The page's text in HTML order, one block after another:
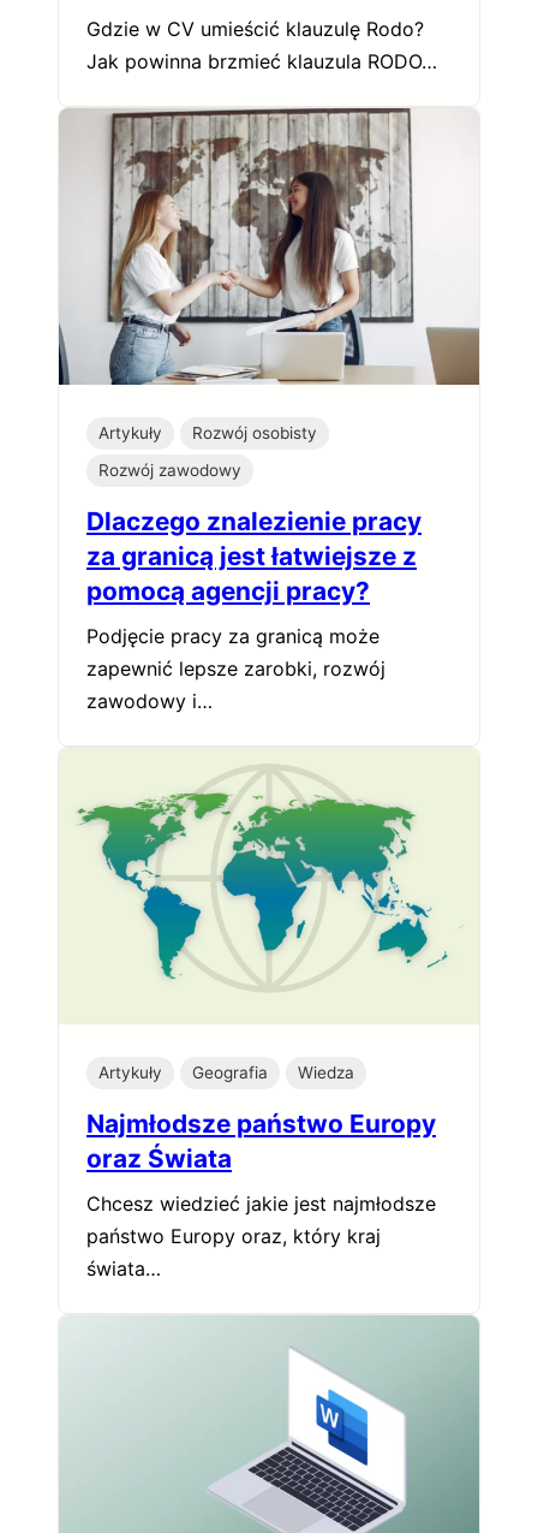
Gdzie w CV umieścić klauzulę Rodo?
Jak powinna brzmieć klauzula RODO…
Artykuły
Rozwój osobisty
Rozwój zawodowy
Dlaczego znalezienie pracy
za granicą jest łatwiejsze z
pomocą agencji pracy?
Podjęcie pracy za granicą może
zapewnić lepsze zarobki, rozwój
zawodowy i…
Artykuły Geografia Wiedza
Najmłodsze państwo Europy
oraz Świata
Chcesz wiedzieć jakie jest najmłodsze
państwo Europy oraz, który kraj
świata…